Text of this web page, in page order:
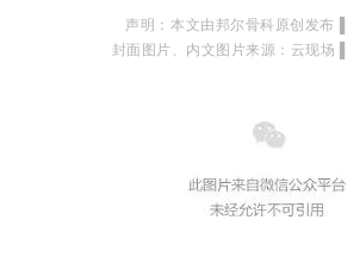
声明：本文由邦尔骨科原创发布
封面图片、内文图片来源：云现场 ▌